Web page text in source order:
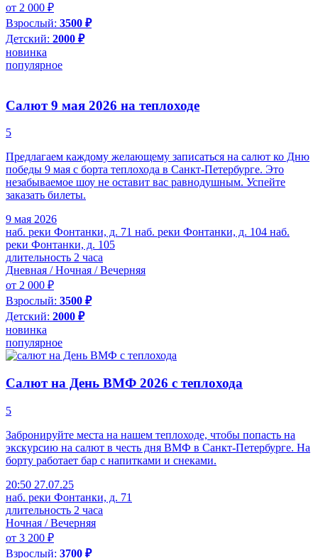
от 2 000 ₽
Взрослый: 3500 ₽
Детский: 2000 ₽
новинка
популярное
Салют 9 мая 2026 на теплоходе
5
Предлагаем каждому желающему записаться на салют ко Дню
победы 9 мая с борта теплохода в Санкт-Петербурге. Это
незабываемое шоу не оставит вас равнодушным. Успейте
заказать билеты.
9 мая 2026
наб. реки Фонтанки, д. 71 наб. реки Фонтанки, д. 104 наб.
реки Фонтанки, д. 105
длительность 2 часа
Дневная / Ночная / Вечерняя
от 2 000 ₽
Взрослый: 3500 ₽
Детский: 2000 ₽
новинка
популярное
Салют на День ВМФ 2026 с теплохода
5
Забронируйте места на нашем теплоходе, чтобы попасть на
экскурсию на салют в честь дня ВМФ в Санкт-Петербурге. На
борту работает бар с напитками и снеками.
20:50 27.07.25
наб. реки Фонтанки, д. 71
длительность 2 часа
Ночная / Вечерняя
от 3 200 ₽
Взрослый: 3700 ₽